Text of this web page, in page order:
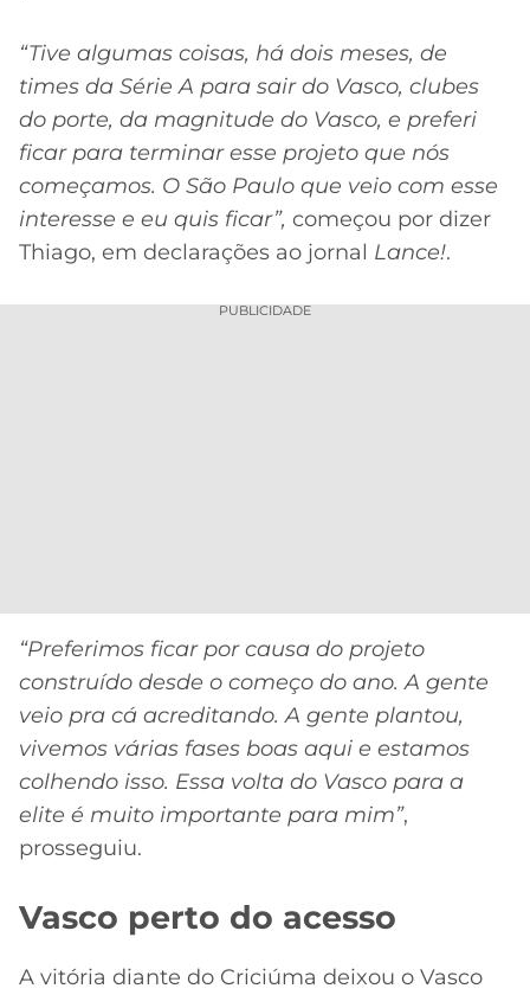
“Tive algumas coisas, há dois meses, de
times da Série A para sair do Vasco, clubes
do porte, da magnitude do Vasco, e preferi
ficar para terminar esse projeto que nós
começamos. O São Paulo que veio com esse
interesse e eu quis ficar”, começou por dizer
Thiago, em declarações ao jornal Lance!.
PUBLICIDADE
“Preferimos ficar por causa do projeto
construído desde o começo do ano. A gente
veio pra cá acreditando. A gente plantou,
vivemos várias fases boas aqui e estamos
colhendo isso. Essa volta do Vasco para a
elite é muito importante para mim”,
prosseguiu.
Vasco perto do acesso
A vitória diante do Criciúma deixou o Vasco